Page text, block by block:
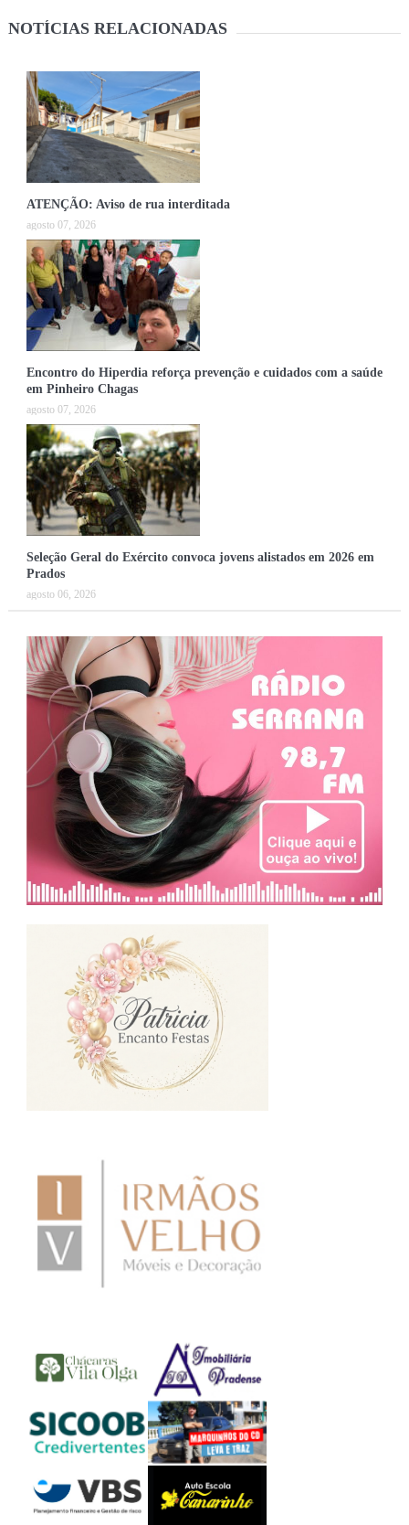
NOTÍCIAS RELACIONADAS
ATENÇÃO: Aviso de rua interditada
agosto 07, 2026
Encontro do Hiperdia reforça prevenção e cuidados com a saúde
em Pinheiro Chagas
agosto 07, 2026
Seleção Geral do Exército convoca jovens alistados em 2026 em
Prados
agosto 06, 2026